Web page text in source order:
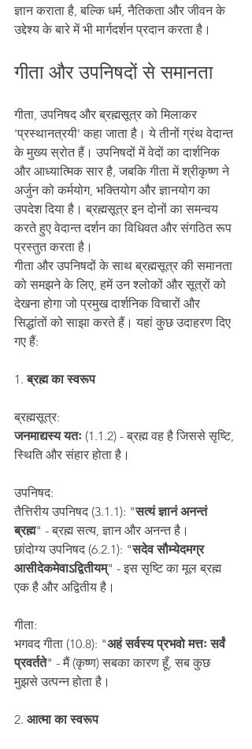
ज्ञान कराता है, बल्कि धर्म, नैतिकता और जीवन के
उद्देश्य के बारे में भी मार्गदर्शन प्रदान करता है।
गीता और उपनिषदों से समानता
गीता, उपनिषद और ब्रह्मसूत्र को मिलाकर
'प्रस्थानत्रयी' कहा जाता है। ये तीनों ग्रंथ वेदान्त
के मुख्य स्रोत हैं। उपनिषदों में वेदों का दार्शनिक
और आध्यात्मिक सार है, जबकि गीता में श्रीकृष्ण ने
अर्जुन को कर्मयोग, भक्तियोग और ज्ञानयोग का
उपदेश दिया है। ब्रह्मसूत्र इन दोनों का समन्वय
करते हुए वेदान्त दर्शन का विधिवत और संगठित रूप
प्रस्तुत करता है।
गीता और उपनिषदों के साथ ब्रह्मसूत्र की समानता
को समझने के लिए, हमें उन श्लोकों और सूत्रों को
देखना होगा जो प्रमुख दार्शनिक विचारों और
सिद्धांतों को साझा करते हैं। यहां कुछ उदाहरण दिए
गए हैं:
1. ब्रह्म का स्वरूप
ब्रह्मसूत्र:
जनमाद्यस्य यतः (1.1.2) - ब्रह्म वह है जिससे सृष्टि,
स्थिति और संहार होता है।
उपनिषद:
तैत्तिरीय उपनिषद (3.1.1): "सत्यं ज्ञानं अनन्तं
ब्रह्म" - ब्रह्म सत्य, ज्ञान और अनन्त है।
छांदोग्य उपनिषद (6.2.1): "सदेव सौम्येदमग्र
आसीदेकमेवाऽद्वितीयम्" - इस सृष्टि का मूल ब्रह्म
एक है और अद्वितीय है।
गीता:
भगवद गीता (10.8): "अहं सर्वस्य प्रभवो मत्तः सर्वं
प्रवर्तते" - मैं (कृष्ण) सबका कारण हूँ, सब कुछ
मुझसे उत्पन्न होता है।
2. आत्मा का स्वरूप